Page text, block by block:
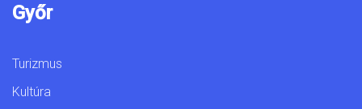
Győr
Turizmus
Kultúra